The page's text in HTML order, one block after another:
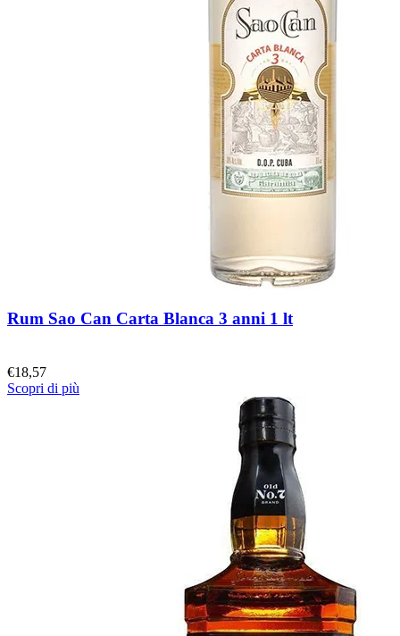
Rum Sao Can Carta Blanca 3 anni 1 lt
€18,57
Scopri di più